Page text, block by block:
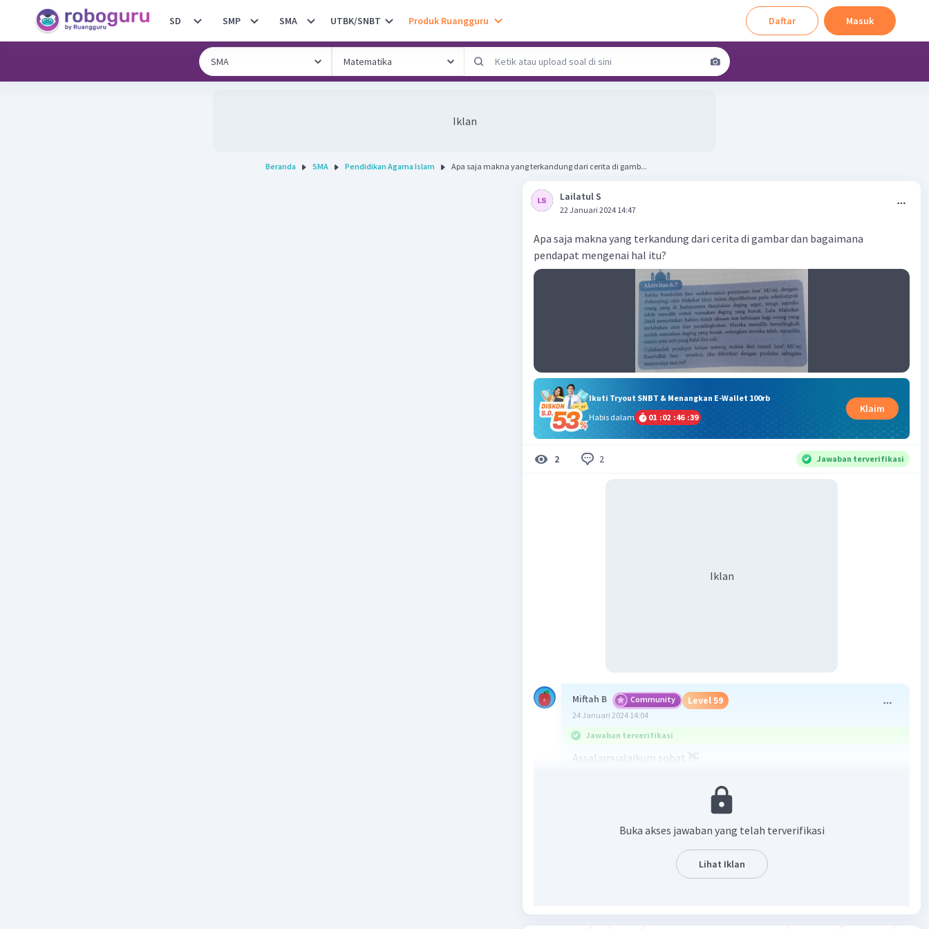
SD SMP SMA UTBK/SNBT Produk Ruangguru Daftar Masuk
Iklan
Beranda SMA Pendidikan Agama Islam Apa saja makna yang terkandung dari cerita di gamb...
Lailatul S
22 Januari 2024 14:47
Apa saja makna yang terkandung dari cerita di gambar dan bagaimana
pendapat mengenai hal itu?
Ikuti Tryout SNBT & Menangkan E-Wallet 100rb
Habis dalam
01 :02 :46 :38
Klaim
2 2 Jawaban terverifikasi
Iklan
Miftah B Community Level 59
24 Januari 2024 14:04
Jawaban terverifikasi
Assalamualaikum sobat 👋
Rasulullah Saw mengabarkan kita bahwa untuk tidak melakukan
perzinaan serta perselingkuhan sebab azab nya amat pedih yakni
memakan daging busuk
Balas
Buka akses jawaban yang telah terverifikasi
Lihat Iklan